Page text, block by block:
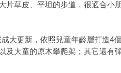
片草皮、平坦的步道，很適合小
大更新，依照兒童年齡層打造4
及大童的原木攀爬架；其它還有